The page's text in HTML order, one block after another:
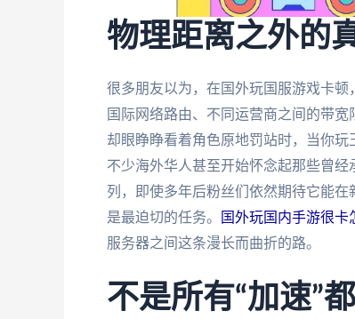
物理距离之外的
很多朋友以为，在国外玩国服游戏卡
国际网络路由、不同运营商之间的带
却眼睁睁看着角色原地罚站时，当你玩
不少海外华人甚至开始怀念起那些曾
列，即使多年后粉丝们依然期待它能在
是最迫切的任务。
国外玩国内手游很卡
服务器之间这条漫长而曲折的路。
不是所有“加速”